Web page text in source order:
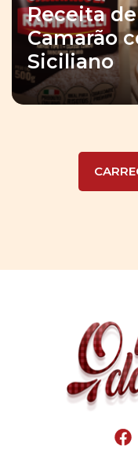
Receita
Camarão
Siciliano